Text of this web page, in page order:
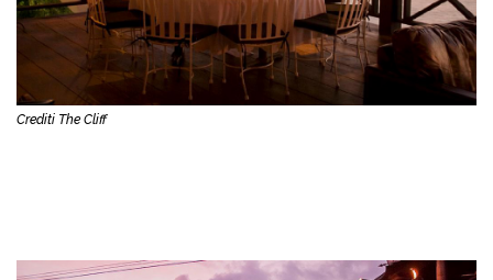
Crediti The Cliff